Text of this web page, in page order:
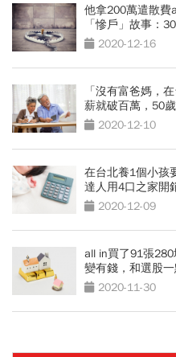
他拿200萬遣散費
「慘戶」故事：
2020-12-16
「沒有富爸媽，
薪就破百萬，50
2020-12-10
在台北養1個小孩
達人用4口之家開
2020-12-09
all in買了91張
變有錢，和選股
2020-11-30